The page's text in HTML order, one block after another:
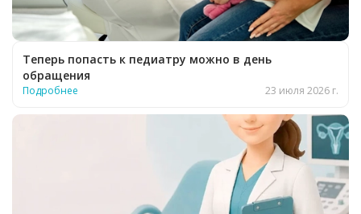
Теперь попасть к педиатру можно в день
обращения
Подробнее 23 июля 2026 г.